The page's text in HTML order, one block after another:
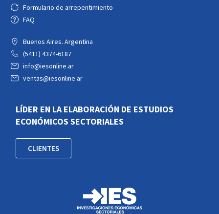
Formulario de arrepentimiento
FAQ
Buenos Aires. Argentina
(5411) 4374-6187
info@iesonline.ar
ventas@iesonline.ar
LÍDER EN LA ELABORACIÓN DE ESTUDIOS
ECONÓMICOS SECTORIALES
CLIENTES